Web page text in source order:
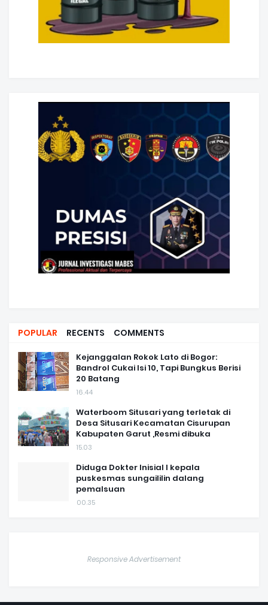
POPULAR RECENTS COMMENTS
Kejanggalan Rokok Lato di Bogor:
Bandrol Cukai Isi 10, Tapi Bungkus Berisi
20 Batang
16.44
Waterboom Situsari yang terletak di
Desa Situsari Kecamatan Cisurupan
Kabupaten Garut ,Resmi dibuka
15.03
Diduga Dokter Inisial I kepala
puskesmas sungaililin dalang
pemalsuan
00.35
Responsive Advertisement